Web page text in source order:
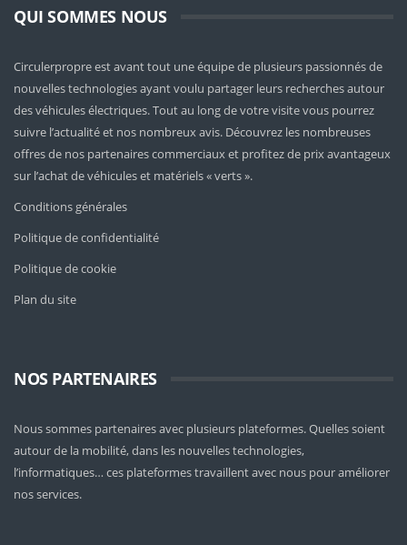
QUI SOMMES NOUS
Circulerpropre est avant tout une équipe de plusieurs passionnés de
nouvelles technologies ayant voulu partager leurs recherches autour
des véhicules électriques. Tout au long de votre visite vous pourrez
suivre l’actualité et nos nombreux avis. Découvrez les nombreuses
offres de nos partenaires commerciaux et profitez de prix avantageux
sur l’achat de véhicules et matériels « verts ».
Conditions générales
Politique de confidentialité
Politique de cookie
Plan du site
NOS PARTENAIRES
Nous sommes partenaires avec plusieurs plateformes. Quelles soient
autour de la mobilité, dans les nouvelles technologies,
l’informatiques… ces plateformes travaillent avec nous pour améliorer
nos services.